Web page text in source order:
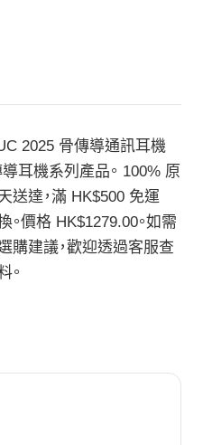
2025 骨傳導通訊耳機
耳機系列產品。 100% 原
送達，滿 HK$500 免運
。價格 HK$1279.00。如需
購建議，歡迎透過客服查
。